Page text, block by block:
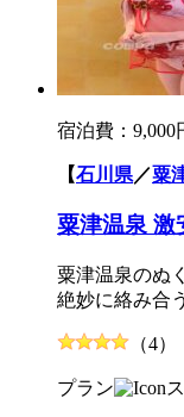
宿泊費： 9,000
【石川県／粟
粟津温泉 激
粟津温泉のぬ
絶妙に絡み合
（4）
プラン